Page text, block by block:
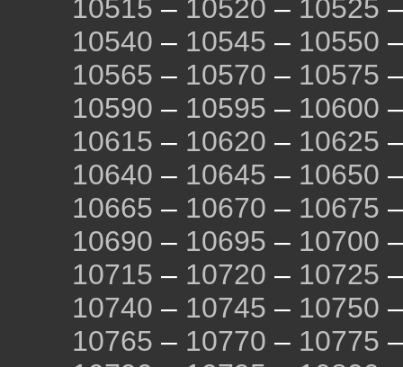
10515 – 10520 – 10525
10540 – 10545 – 10550
10565 – 10570 – 10575
10590 – 10595 – 10600
10615 – 10620 – 10625
10640 – 10645 – 10650
10665 – 10670 – 10675
10690 – 10695 – 10700
10715 – 10720 – 10725
10740 – 10745 – 10750
10765 – 10770 – 10775